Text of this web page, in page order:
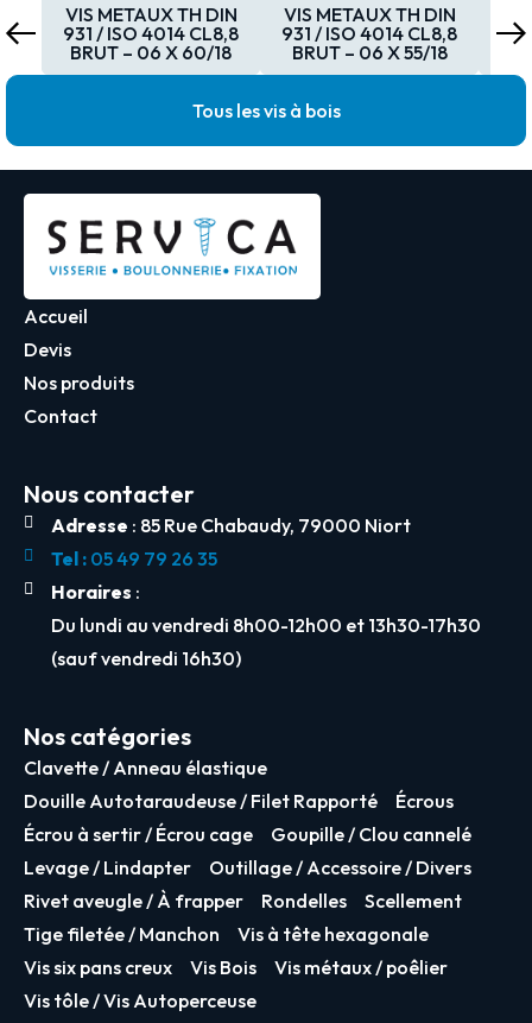
VIS METAUX TH DIN
931 / ISO 4014 CL8,8
BRUT – 06 X 60/18
VIS METAUX TH DIN
931 / ISO 4014 CL8,8
BRUT – 06 X 55/18
Tous les vis à bois
Accueil
Devis
Nos produits
Contact
Nous contacter
Adresse : 85 Rue Chabaudy, 79000 Niort
Tel :05 49 79 26 35
Horaires :
Du lundi au vendredi 8h00-12h00 et 13h30-17h30
(sauf vendredi 16h30)
Nos catégories
Clavette / Anneau élastique
Douille Autotaraudeuse / Filet Rapporté
Écrous
Écrou à sertir / Écrou cage
Goupille / Clou cannelé
Levage / Lindapter
Outillage / Accessoire / Divers
Rivet aveugle / À frapper
Rondelles
Scellement
Tige filetée / Manchon
Vis à tête hexagonale
Vis six pans creux
Vis Bois
Vis métaux / poêlier
Vis tôle / Vis Autoperceuse